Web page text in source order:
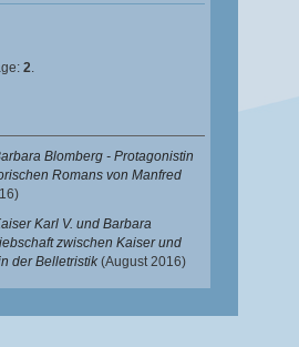
2.
Blomberg - Protagonistin
Romans von Manfred
Karl V. und Barbara
zwischen Kaiser und
der Belletristik (August 2016)